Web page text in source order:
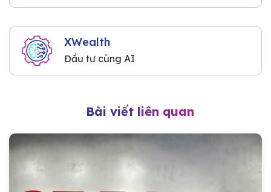
XWealth
Đầu tư cùng AI
Bài viết liên quan